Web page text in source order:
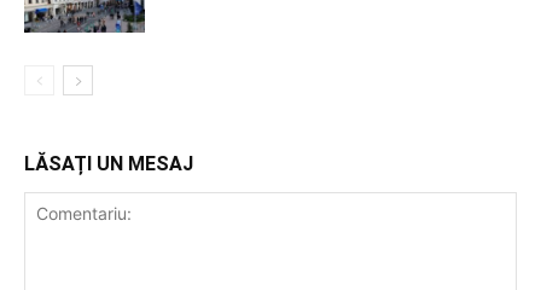
LĂSAȚI UN MESAJ